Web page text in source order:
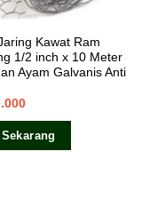
Kawat Ram
1/2 inch x 10 Meter
Ayam Galvanis Anti